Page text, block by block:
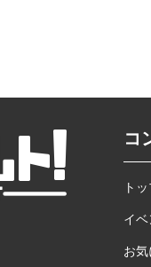
コ
ト
イ
お気